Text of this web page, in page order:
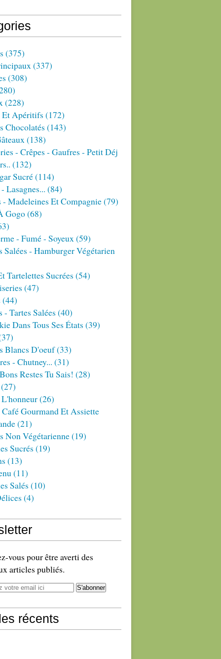
(375)
(337)
(308)
(228)
Et Apéritifs (172)
Chocolatés (143)
(138)
- Crêpes - Gaufres - Petit Déj
(132)
Sucré(114)
Lasagnes... (84)
Madeleines Et Compagnie(79)
Gogo(68)
- Fumé - Soyeux(59)
Salées - Hamburger Végétarien
Tartelettes Sucrées (54)
(47)
(44)
- Tartes Salées (40)
Dans Tous Ses États (39)
Blancs D'oeuf(33)
- Chutney... (31)
Restes Tu Sais! (28)
(27)
(26)
Gourmand Et Assiette
(21)
Non Végétarienne(19)
Sucrés (19)
(13)
(11)
Salés (10)
(4)
vous pour être averti des
articles publiés.
récents